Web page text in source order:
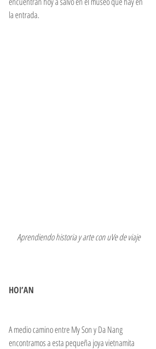
la entrada.
Aprendiendo historia y arte con uVe de viaje
HOI’AN
A medio camino entre My Son y Da Nang
encontramos a esta pequeña joya vietnamita